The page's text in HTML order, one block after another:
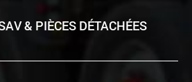
& PIÈCES DÉTACHÉES